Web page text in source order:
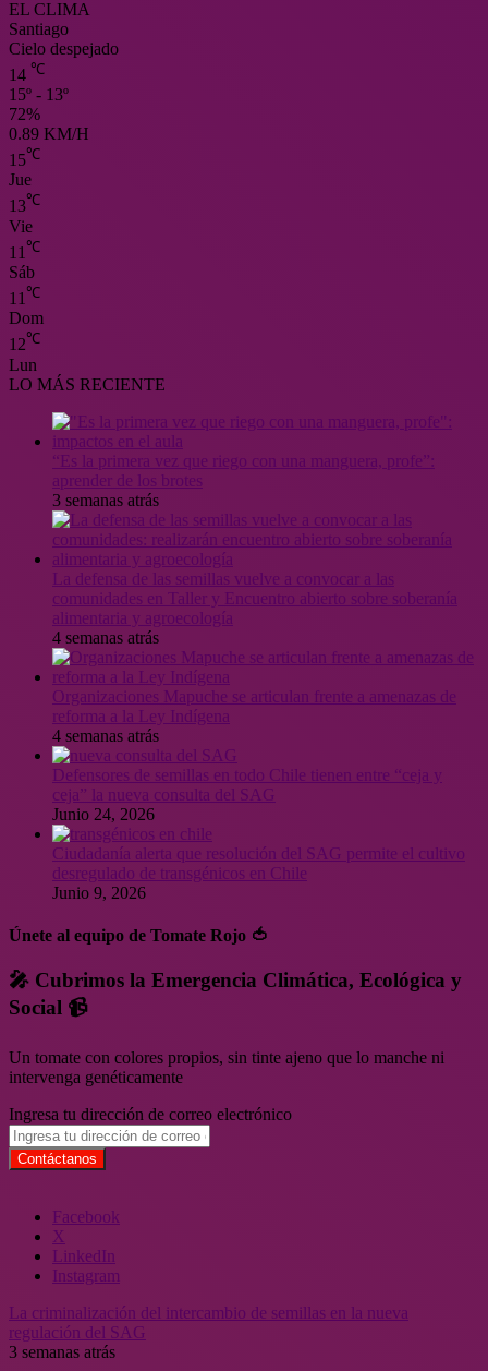
EL CLIMA
Santiago
Cielo despejado
14 ℃
15º - 13º
72%
0.89 KM/H
15℃
Jue
13℃
Vie
11 ℃
Sáb
11 ℃
Dom
12℃
Lun
LO MÁS RECIENTE
“Es la primera vez que riego con una manguera, profe”:
aprender de los brotes
3 semanas atrás
La defensa de las semillas vuelve a convocar a las
comunidades en Taller y Encuentro abierto sobre soberanía
alimentaria y agroecología
4 semanas atrás
Organizaciones Mapuche se articulan frente a amenazas de
reforma a la Ley Indígena
4 semanas atrás
Defensores de semillas en todo Chile tienen entre “ceja y
ceja” la nueva consulta del SAG
Junio 24, 2026
Ciudadanía alerta que resolución del SAG permite el cultivo
desregulado de transgénicos en Chile
Junio 9, 2026
Únete al equipo de Tomate Rojo 🍅
🎤 Cubrimos la Emergencia Climática, Ecológica y
Social 📹
Un tomate con colores propios, sin tinte ajeno que lo manche ni
intervenga genéticamente
Ingresa tu dirección de correo electrónico
Facebook
X
LinkedIn
Instagram
La criminalización del intercambio de semillas en la nueva
regulación del SAG
3 semanas atrás